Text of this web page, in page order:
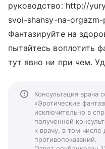
руководство: http://
svoi-shansy-na-
Фантазируйте на
пытайтесь воплотить
тут явно ни при чем.
Консультация врача
«Эротические
исключительно в
полученной
к врачу, в том
противопоказаний.